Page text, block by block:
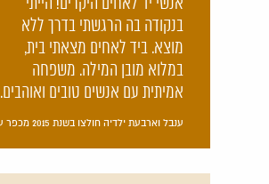
בנקודה בה הרגשתי בדרך ללא
מוצא. ביד לאחים מצאתי בית,
במלוא מובן המילה. משפחה
אמיתית עם אנשים טובים ואוהבים.
ענבל וארבעת ילדיה חולצו בשנת 2015 מכפר ערבי